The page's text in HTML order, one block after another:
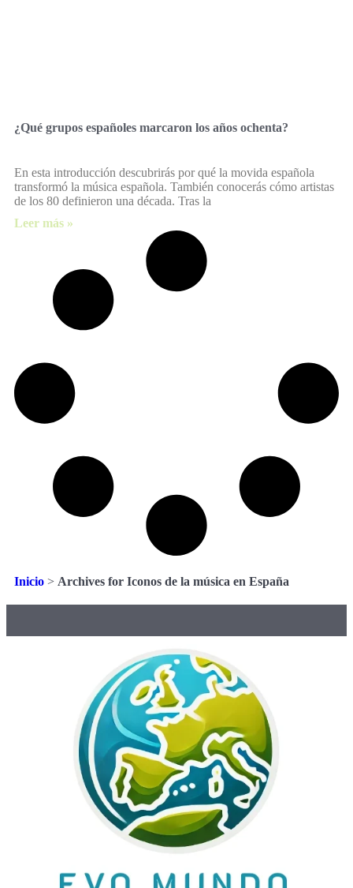
¿Qué grupos españoles marcaron los años ochenta?
En esta introducción descubrirás por qué la movida española
transformó la música española. También conocerás cómo artistas
de los 80 definieron una década. Tras la
Leer más »
Inicio > Archives for Iconos de la música en España